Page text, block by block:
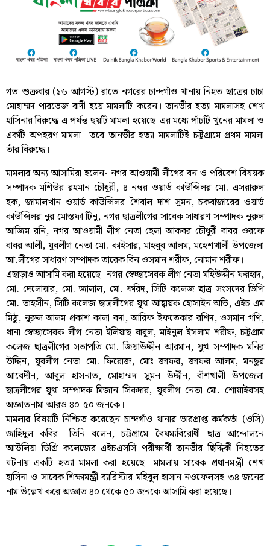
গত শুক্রবার (১৬ আগস্ট) রাতে নগরের চান্দগাঁও থানায় নিহত ছাত্রের চাচা
মোহাম্মদ পারভেজ বাদী হয়ে মামলাটি করেন। তানভীর হত্যা মামলাসহ শেখ
হাসিনার বিরুদ্ধে এ পর্যন্ত ছয়টি মামলা হয়েছে।এর মধ্যে পাঁচটি খুনের মামলা ও
একটি অপহরণ মামলা। তবে তানভীর হত্যা মামলাটিই চট্টগ্রামে প্রথম মামলা
তাঁর বিরুদ্ধে।
মামলার অন্য আসামিরা হলেন- নগর আওয়ামী লীগের বন ও পরিবেশ বিষয়ক
সম্পাদক মশিউর রহমান চৌধুরী, ৪ নম্বর ওয়ার্ড কাউন্সিলর মো. এসরারুল
হক, জামালখান ওয়ার্ড কাউন্সিলর শৈবাল দাশ সুমন, চকবাজারের ওয়ার্ড
কাউন্সিলর নুর মোস্তফা টিনু, নগর ছাত্রলীগের সাবেক সাধারণ সম্পাদক নুরুল
আজিম রনি, নগর আওয়ামী লীগ নেতা হেলা আকবর চৌধুরী বাবর ওরফে
বাবর আলী, যুবলীগ নেতা মো. কাইসার, মাহবুব আলম, মহেশখালী উপজেলা
আ.লীগের সাধারণ সম্পাদক তারেক বিন ওসমান শরীফ, নোমান শরীফ।
এছাড়াও আসামি করা হয়েছে- নগর স্বেচ্ছাসেবক লীগ নেতা মহিউদ্দীন ফরহাদ,
মো. দেলোয়ার, মো. জালাল, মো. ফরিদ, সিটি কলেজ ছাত্র সংসদের ভিপি
মো. তাহসীন, সিটি কলেজ ছাত্রলীগের যুগ্ম আহ্বায়ক হোসাইন অভি, এইচ এম
মিঠু, নুরুল আলম প্রকাশ কালা বদা, আরিফ ইফতেকার রশিদ, ওসমান গণি,
থানা স্বেচ্ছাসেবক লীগ নেতা ইলিয়াছ বাবুল, মাইনুল ইসলাম শরীফ, চট্টগ্রাম
কলেজ ছাত্রলীগের সভাপতি মো. জিয়াউদ্দীন আরমান, যুগ্ম সম্পাদক মনির
উদ্দিন, যুবলীগ নেতা মো. ফিরোজ, মোঃ জাফর, জাফর আলম, মনছুর
আবেদীন, আবুল হাসনাত, মোহাম্মদ সুমন উদ্দীন, বাঁশখালী উপজেলা
ছাত্রলীগের যুগ্ম সম্পাদক মিজান সিকদার, যুবলীগ নেতা মো. শোয়াইবসহ
অজ্ঞাতনামা আরও ৪০-৫০ জনকে।
মামলার বিষয়টি নিশ্চিত করেছেন চান্দগাঁও থানার ভারপ্রাপ্ত কর্মকর্তা (ওসি)
জাহিদুল কবির। তিনি বলেন, চট্টগ্রামে বৈষম্যবিরোধী ছাত্র আন্দোলনে
আউলিয়া ডিগ্রি কলেজের এইচএসসি পরীক্ষার্থী তানভীর ছিদ্দিকী নিহতের
ঘটনায় একটি হত্যা মামলা করা হয়েছে। মামলায় সাবেক প্রধানমন্ত্রী শেখ
হাসিনা ও সাবেক শিক্ষামন্ত্রী ব্যারিস্টার মহিবুল হাসান নওফেলসহ ৩৪ জনের
নাম উল্লেখ করে অজ্ঞাত ৪০ থেকে ৫০ জনকে আসামি করা হয়েছে।